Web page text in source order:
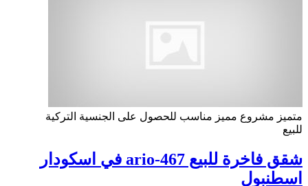
متميز مشروع مميز مناسب للحصول على الجنسية التركية
للبيع
شقق فاخرة للبيع ario-467 في اسكودار
اسطنبول